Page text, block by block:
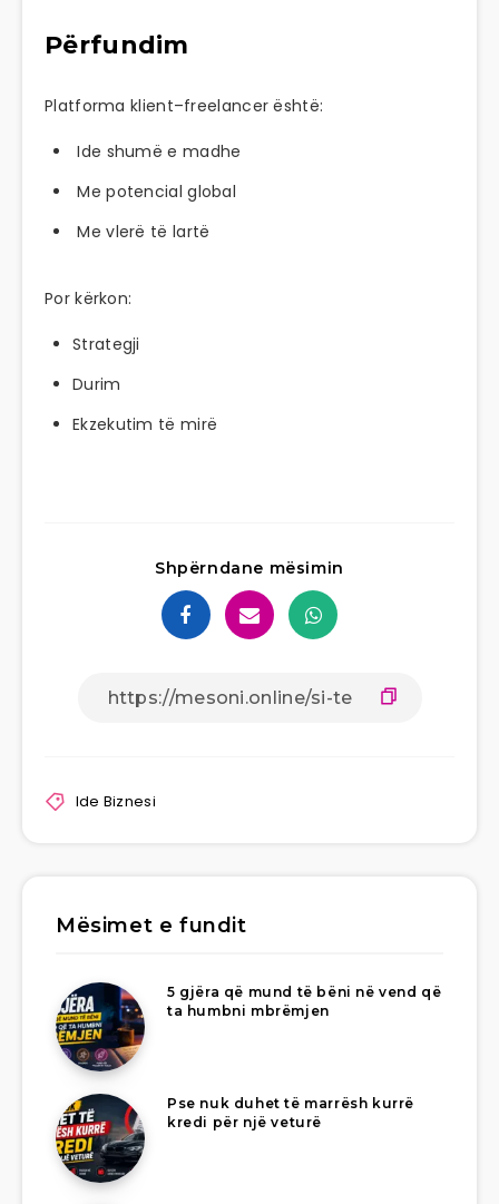
Përfundim
Platforma klient–freelancer është:
Ide shumë e madhe
Me potencial global
Me vlerë të lartë
Por kërkon:
Strategji
Durim
Ekzekutim të mirë
Shpërndane mësimin
Ide Biznesi
Mësimet e fundit
5 gjëra që mund të bëni në vend që
ta humbni mbrëmjen
Pse nuk duhet të marrësh kurrë
kredi për një veturë